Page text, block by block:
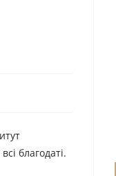
благодаті.